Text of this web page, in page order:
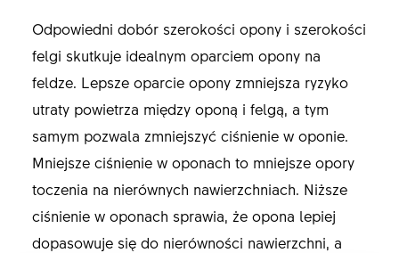
Odpowiedni dobór szerokości opony i szerokości
felgi skutkuje idealnym oparciem opony na
feldze. Lepsze oparcie opony zmniejsza ryzyko
utraty powietrza między oponą i felgą, a tym
samym pozwala zmniejszyć ciśnienie w oponie.
Mniejsze ciśnienie w oponach to mniejsze opory
toczenia na nierównych nawierzchniach. Niższe
ciśnienie w oponach sprawia, że opona lepiej
dopasowuje się do nierówności nawierzchni, a